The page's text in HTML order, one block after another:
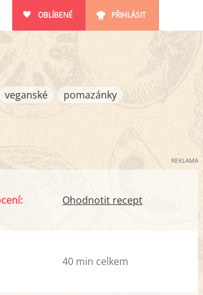
OBLÍBENÉ PŘIHLÁSIT
veganské pomazánky
REKLAMA
Ohodnotit recept
40 min celkem